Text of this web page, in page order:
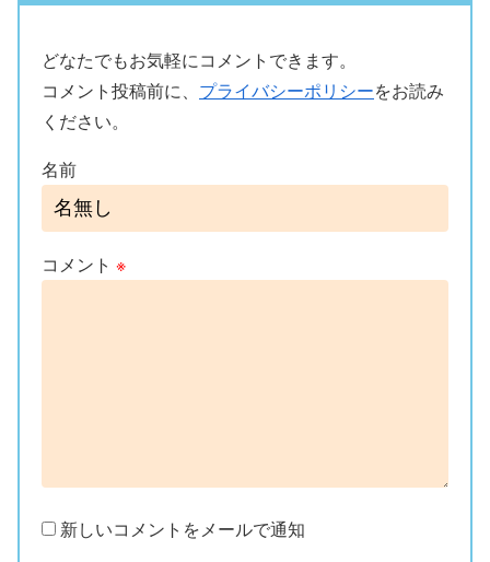
どなたでもお気軽にコメントできます。
コメント投稿前に、 プライバシーポリシーをお読み
ください。
名前
コメント ※
新しいコメントをメールで通知